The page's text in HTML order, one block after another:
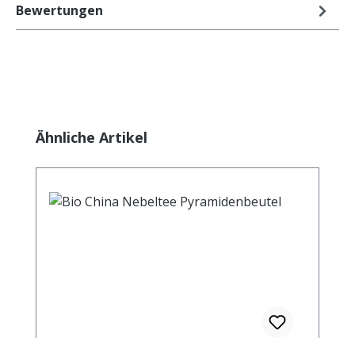
Bewertungen
Produktgalerie überspringen
Ähnliche Artikel